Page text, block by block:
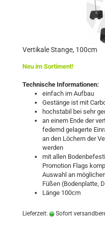
Vertikale Stange, 100cm
Neu im Sortiment!
Technische Informationen:
einfach im Aufbau
Gestänge ist mit
hochstabil bei sehr
an einem Ende der
federnd gelagerte
an den Löchern der
werden
mit allen
Promotion Flags
Auswahl an
Füßen (Bodenplatte,
Länge 100cm
Lieferzeit: Sofort